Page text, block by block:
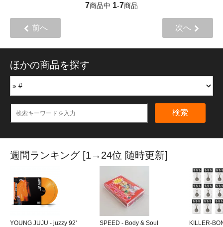
7商品中 1-7商品
前へ 次へ
ほかの商品を探す
検索
週間ランキング [1→24位 随時更新]
YOUNG JUJU - juzzy 92'
SPEED - Body & Soul
KILLER-